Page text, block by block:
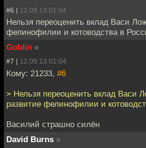
#6 | 12.09.13 01:04
Нельзя переоценить вклад Васи
фелинофилии и котоводства в
Goblin »
#7 | 12.09.13 01:04
Кому: 21233, #6
> Нельзя переоценить вклад Васи
развитие фелинофилии и
Василий страшно силён
David Burns »